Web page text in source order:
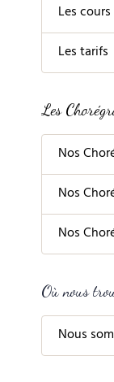
Les cours
Les tarifs
Les
Nos
Nos
Nos
Où nous
Nous